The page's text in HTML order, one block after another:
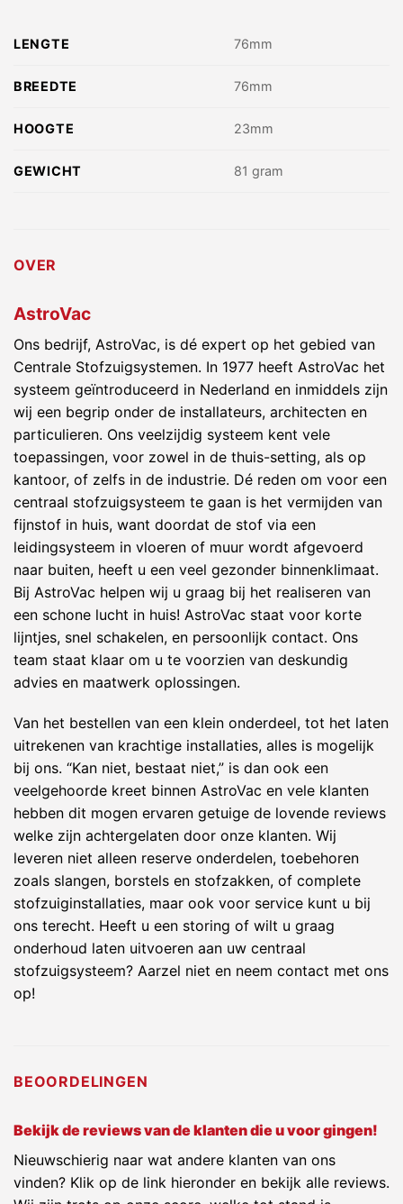
LENGTE 76mm
BREEDTE 76mm
HOOGTE 23mm
GEWICHT 81 gram
OVER
AstroVac
Ons bedrijf, AstroVac, is dé expert op het gebied van
Centrale Stofzuigsystemen. In 1977 heeft AstroVac het
systeem geïntroduceerd in Nederland en inmiddels zijn
wij een begrip onder de installateurs, architecten en
particulieren. Ons veelzijdig systeem kent vele
toepassingen, voor zowel in de thuis-setting, als op
kantoor, of zelfs in de industrie. Dé reden om voor een
centraal stofzuigsysteem te gaan is het vermijden van
fijnstof in huis, want doordat de stof via een
leidingsysteem in vloeren of muur wordt afgevoerd
naar buiten, heeft u een veel gezonder binnenklimaat.
Bij AstroVac helpen wij u graag bij het realiseren van
een schone lucht in huis! AstroVac staat voor korte
lijntjes, snel schakelen, en persoonlijk contact. Ons
team staat klaar om u te voorzien van deskundig
advies en maatwerk oplossingen.
Van het bestellen van een klein onderdeel, tot het laten
uitrekenen van krachtige installaties, alles is mogelijk
bij ons. “Kan niet, bestaat niet,” is dan ook een
veelgehoorde kreet binnen AstroVac en vele klanten
hebben dit mogen ervaren getuige de lovende reviews
welke zijn achtergelaten door onze klanten. Wij
leveren niet alleen reserve onderdelen, toebehoren
zoals slangen, borstels en stofzakken, of complete
stofzuiginstallaties, maar ook voor service kunt u bij
ons terecht. Heeft u een storing of wilt u graag
onderhoud laten uitvoeren aan uw centraal
stofzuigsysteem? Aarzel niet en neem contact met ons
op!
BEOORDELINGEN
Bekijk de reviews van de klanten die u voor gingen!
Nieuwschierig naar wat andere klanten van ons
vinden? Klik op de link hieronder en bekijk alle reviews.